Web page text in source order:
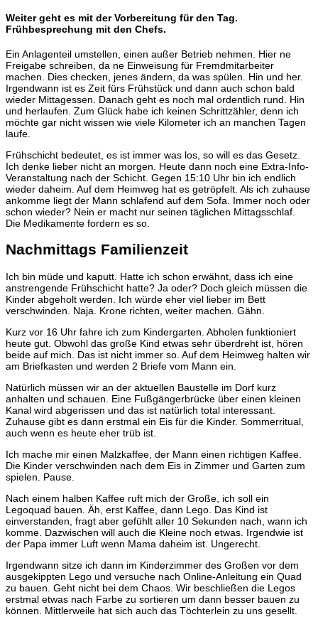
Weiter geht es mit der Vorbereitung für den Tag.
Frühbesprechung mit den Chefs.
Ein Anlagenteil umstellen, einen außer Betrieb nehmen. Hier ne
Freigabe schreiben, da ne Einweisung für Fremdmitarbeiter
machen. Dies checken, jenes ändern, da was spülen. Hin und her.
Irgendwann ist es Zeit fürs Frühstück und dann auch schon bald
wieder Mittagessen. Danach geht es noch mal ordentlich rund. Hin
und herlaufen. Zum Glück habe ich keinen Schrittzähler, denn ich
möchte gar nicht wissen wie viele Kilometer ich an manchen Tagen
laufe.
Frühschicht bedeutet, es ist immer was los, so will es das Gesetz.
Ich denke lieber nicht an morgen. Heute dann noch eine Extra-Info-
Veranstaltung nach der Schicht. Gegen 15:10 Uhr bin ich endlich
wieder daheim. Auf dem Heimweg hat es getröpfelt. Als ich zuhause
ankomme liegt der Mann schlafend auf dem Sofa. Immer noch oder
schon wieder? Nein er macht nur seinen täglichen Mittagsschlaf.
Die Medikamente fordern es so.
Nachmittags Familienzeit
Ich bin müde und kaputt. Hatte ich schon erwähnt, dass ich eine
anstrengende Frühschicht hatte? Ja oder? Doch gleich müssen die
Kinder abgeholt werden. Ich würde eher viel lieber im Bett
verschwinden. Naja. Krone richten, weiter machen. Gähn.
Kurz vor 16 Uhr fahre ich zum Kindergarten. Abholen funktioniert
heute gut. Obwohl das große Kind etwas sehr überdreht ist, hören
beide auf mich. Das ist nicht immer so. Auf dem Heimweg halten wir
am Briefkasten und werden 2 Briefe vom Mann ein.
Natürlich müssen wir an der aktuellen Baustelle im Dorf kurz
anhalten und schauen. Eine Fußgängerbrücke über einen kleinen
Kanal wird abgerissen und das ist natürlich total interessant.
Zuhause gibt es dann erstmal ein Eis für die Kinder. Sommerritual,
auch wenn es heute eher trüb ist.
Ich mache mir einen Malzkaffee, der Mann einen richtigen Kaffee.
Die Kinder verschwinden nach dem Eis in Zimmer und Garten zum
spielen. Pause.
Nach einem halben Kaffee ruft mich der Große, ich soll ein
Legoquad bauen. Äh, erst Kaffee, dann Lego. Das Kind ist
einverstanden, fragt aber gefühlt aller 10 Sekunden nach, wann ich
komme. Dazwischen will auch die Kleine noch etwas. Irgendwie ist
der Papa immer Luft wenn Mama daheim ist. Ungerecht.
Irgendwann sitze ich dann im Kinderzimmer des Großen vor dem
ausgekippten Lego und versuche nach Online-Anleitung ein Quad
zu bauen. Geht nicht bei dem Chaos. Wir beschließen die Legos
erstmal etwas nach Farbe zu sortieren um dann besser bauen zu
können. Mittlerweile hat sich auch das Töchterlein zu uns gesellt.